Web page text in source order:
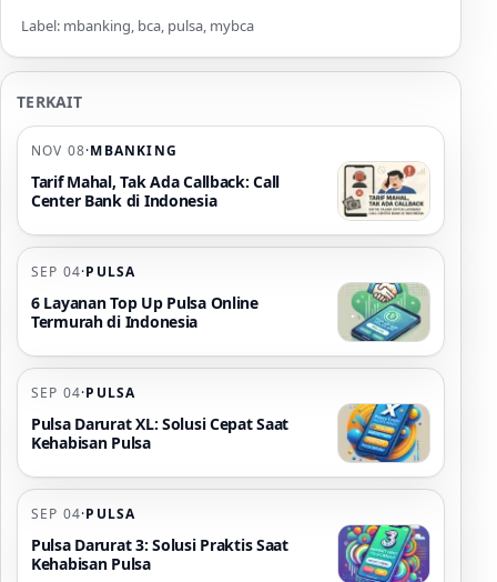
Label: mbanking, bca, pulsa, mybca
TERKAIT
NOV 08·MBANKING
Tarif Mahal, Tak Ada Callback: Call
Center Bank di Indonesia
SEP 04·PULSA
6 Layanan Top Up Pulsa Online
Termurah di Indonesia
SEP 04·PULSA
Pulsa Darurat XL: Solusi Cepat Saat
Kehabisan Pulsa
SEP 04·PULSA
Pulsa Darurat 3: Solusi Praktis Saat
Kehabisan Pulsa